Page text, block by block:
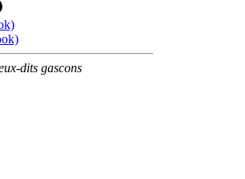
dits gascons